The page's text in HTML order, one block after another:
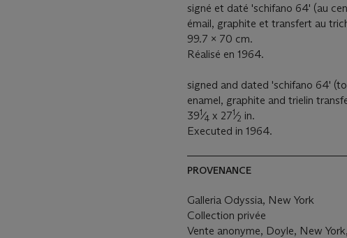
signé et daté 'schifano 64' (au
émail, graphite et transfert au
99.7 x 70 cm.
Réalisé en 1964.
signed and dated 'schifano 64'
enamel, graphite and trielin
391⁄4 x 271⁄2 in.
Executed in 1964.
PROVENANCE
Galleria Odyssia, New York
Collection privée
Vente anonyme, Doyle, New